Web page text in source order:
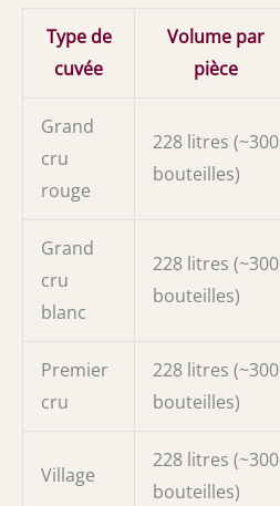
Type de
cuvée
Volume par
pièce
Grand
cru
rouge
228 litres (~300
bouteilles)
Grand
cru
blanc
228 litres (~300
bouteilles)
Premier
cru
228 litres (~300
bouteilles)
Village
228 litres (~300
bouteilles)